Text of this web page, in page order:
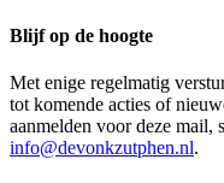
Blijf op de hoogte
Met enige regelmatig
tot komende acties of
aanmelden voor deze mail,
info@devonkzutphen.nl.